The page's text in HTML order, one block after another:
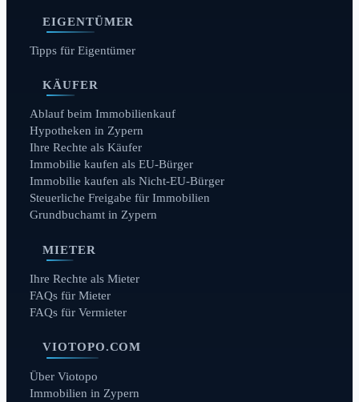
EIGENTÜMER
Tipps für Eigentümer
KÄUFER
Ablauf beim Immobilienkauf
Hypotheken in Zypern
Ihre Rechte als Käufer
Immobilie kaufen als EU-Bürger
Immobilie kaufen als Nicht-EU-Bürger
Steuerliche Freigabe für Immobilien
Grundbuchamt in Zypern
MIETER
Ihre Rechte als Mieter
FAQs für Mieter
FAQs für Vermieter
VIOTOPO.COM
Über Viotopo
Immobilien in Zypern